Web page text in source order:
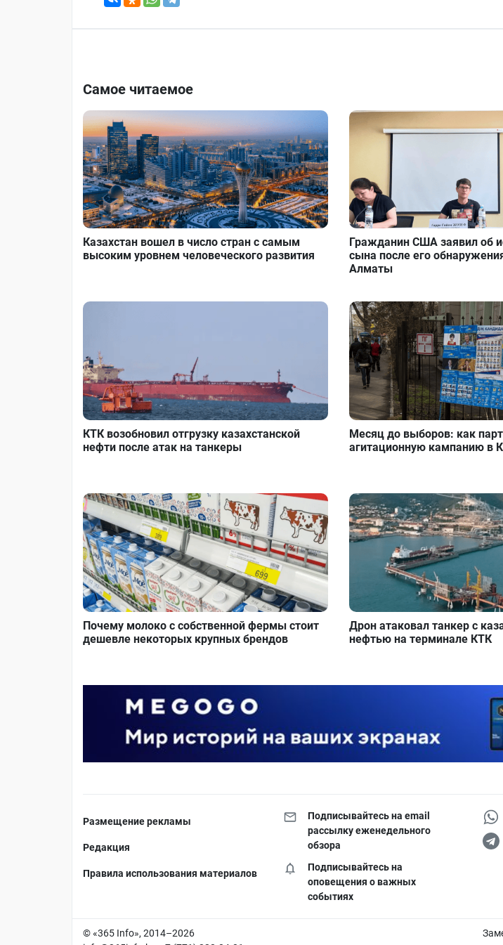
Самое читаемое
Казахстан вошел в число стран с самым
высоким уровнем человеческого развития
Гражданин США заявил об
сына после его
Алматы
КТК возобновил отгрузку казахстанской
нефти после атак на танкеры
Месяц до выборов: как
агитационную кампанию в
Почему молоко с собственной фермы стоит
дешевле некоторых крупных брендов
Дрон атаковал танкер с
нефтью на терминале КТК
Размещение рекламы
Редакция
Правила использования материалов
Подписывайтесь на email
рассылку еженедельного
обзора
Подписывайтесь на
оповещения о важных
событиях
© «365 Info», 2014–2026